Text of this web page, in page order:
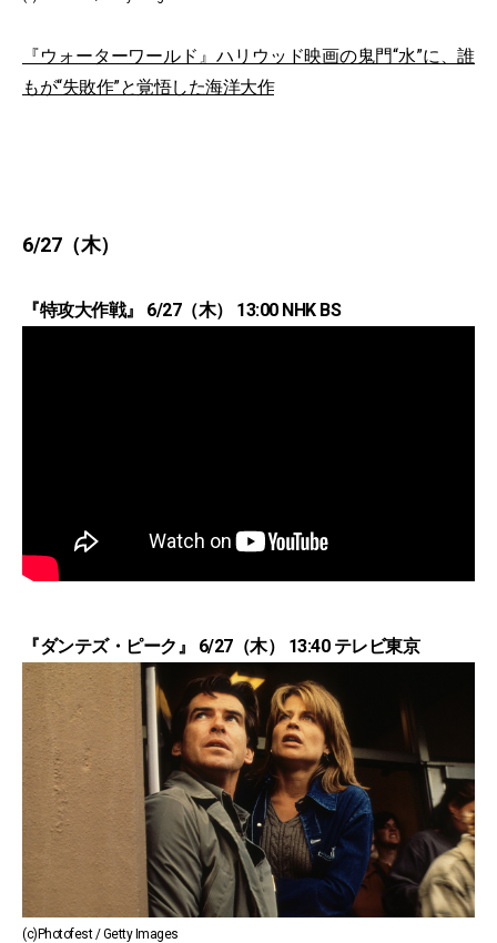
『ウォーターワールド』ハリウッド映画の鬼門“水”に、誰
もが“失敗作”と覚悟した海洋大作
6/27（木）
『特攻大作戦』 6/27（木） 13:00 NHK BS
『ダンテズ・ピーク』 6/27（木） 13:40 テレビ東京
(c)Photofest / Getty Images